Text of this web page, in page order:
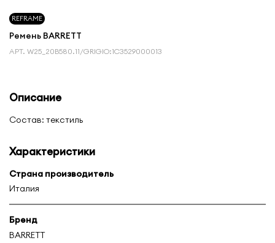
REFRAME
Ремень BARRETT
АРТ. W25_20B580.11/GRIGIO:1С3529000013
Описание
Состав: текстиль
Характеристики
Страна производитель
Италия
Бренд
BARRETT